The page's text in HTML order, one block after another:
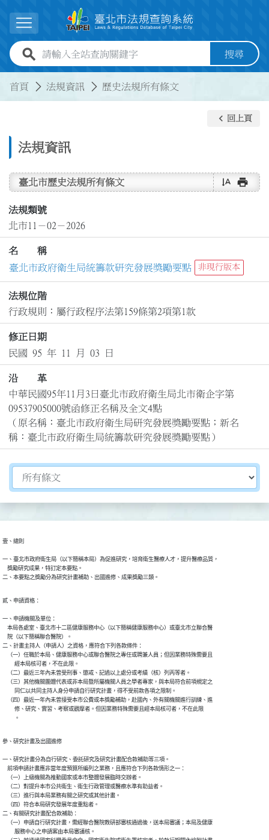
展開選單
全站查詢關鍵字欄位 搜尋
首頁 法規資訊 歷史法規所有條文
法規資訊
keyboard_arrow_left 回上頁
臺北市歷史法規所有條文 text_rotate_vertical print
法規類號
北市11－02－2026
名 稱
臺北市政府衛生局統籌款研究發展獎勵要點
非現行版本
法規位階
行政規則：屬行政程序法第159條第2項第1款
修正日期
民國 95 年 11 月 03 日
沿 革
中華民國95年11月3日臺北市政府衛生局北市衛企字第
09537905000號函修正名稱及全文4點
（原名稱：臺北市政府衛生局研究發展獎勵要點；新名
稱：臺北市政府衛生局統籌款研究發展獎勵要點）
切換選擇法規資訊內容
壹、總則
一、臺北市政府衛生局（以下簡稱本局）為促進研究，培育衛生醫療人才，提升醫療品質，
    獎勵研究成果，特訂定本要點。
二、本要點之獎勵分為研究計畫補助、出國進修、成果獎勵三類。
貳、申請資格：
一、申請機關及單位：
    本局各處室、臺北市十二區健康服務中心（以下簡稱健康服務中心）或臺北市立聯合醫
    院（以下簡稱聯合醫院）。
二、計畫主持人（申請人）之資格，應符合下列各款條件：
    （一）任職於本局、健康服務中心或聯合醫院之專任或聘兼人員；但因業務特殊需要且
          經本局核可者，不在此限。
    （二）最近三年內未曾受刑事、懲戒、記過以上處分或考績（核）列丙等者。
    （三）其他機關團體代表或非本局暨所屬機關人員之學者專家，與本局符合前項規定之
          同仁以共同主持人身分申請自行研究計畫，得不受前款各項之限制。
    （四）最近一年內未曾接受本市公費或本獎勵補助，赴國內、外有關機關進行訓練、進
          修、研究、實習、考察或觀摩者。但因業務特殊需要且經本局核可者，不在此限
          。
參、研究計畫及出國進修
一、研究計畫分為自行研究、委託研究及研究計畫配合款補助等三項。
    前項申請計畫應非當年度預算所編列之業務，且應符合下列各款情形之一：
    （一）上級機關為推動國家或本市整體發展臨時交辦者。
    （二）對提升本市公共衛生、衛生行政管理或醫療水準有助益者。
    （三）進行與本局業務有關之研究或其他計畫。
    （四）符合本局研究發展年度重點者。
二、有關研究計畫配合款補助：
    （一）申請自行研究計畫，需經聯合醫院教研部審核通過後，送本局審議；本局及健康
          服務中心之申請案由本局審議核。